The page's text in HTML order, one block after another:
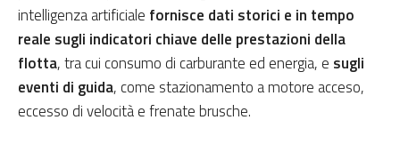
intelligenza artificiale fornisce dati storici e in tempo
reale sugli indicatori chiave delle prestazioni della
flotta, tra cui consumo di carburante ed energia, e sugli
eventi di guida, come stazionamento a motore acceso,
eccesso di velocità e frenate brusche.